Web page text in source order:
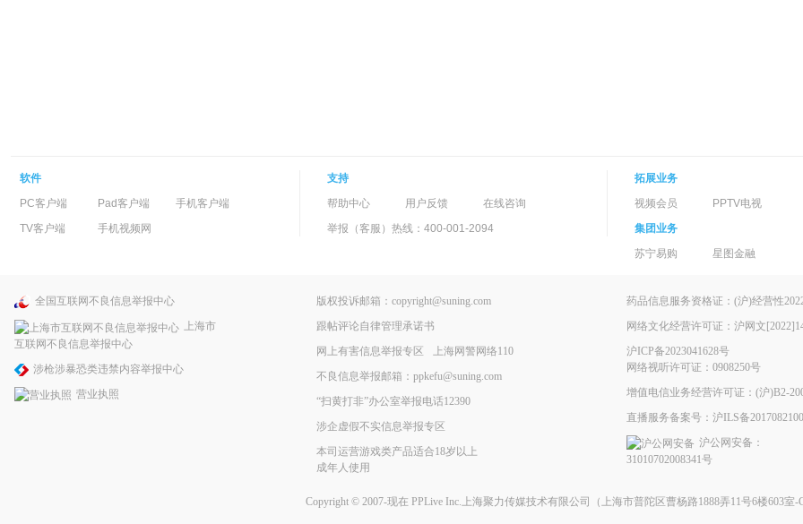
软件
PC客户端
Pad客户端
手机客户端
TV客户端
手机视频网
支持
帮助中心
用户反馈
在线咨询
举报（客服）热线：400-001-2094
拓展业务
视频会员
PPTV电视
集团业务
苏宁易购
星图金融
全国互联网不良信息举报中心
上海市
互联网不良信息举报中心
涉枪涉暴恐类违禁内容举报中心
营业执照
版权投诉邮箱：copyright@suning.com
跟帖评论自律管理承诺书
网上有害信息举报专区
上海网警网络110
不良信息举报邮箱：ppkefu@suning.com
“扫黄打非”办公室举报电话12390
涉企虚假不实信息举报专区
本司运营游戏类产品适合18岁以上
成年人使用
药品信息服务资格证：(沪)经营性
网络文化经营许可证：沪网文
沪ICP备2023041628号
网络视听许可证：0908250号
增值电信业务经营许可证：(沪)B2-
直播服务备案号：沪ILS备
沪公网安备：
31010702008341号
Copyright © 2007-现在 PPLive Inc.上海聚力传媒技术有限公司 （上海市普陀区曹杨路1888弄11号6楼603室-